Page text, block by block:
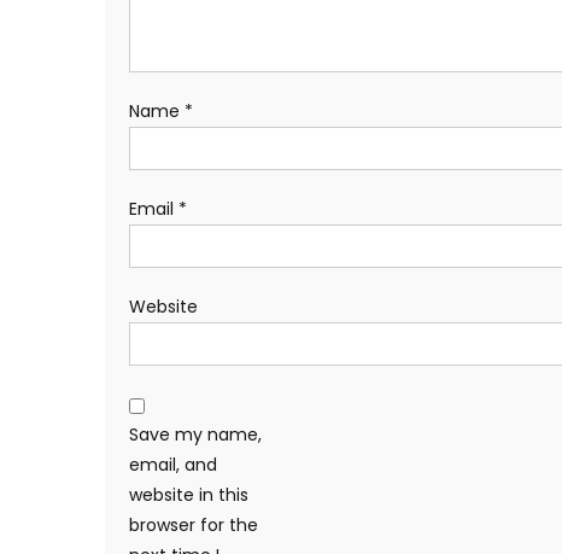
Name *
Email *
Website
Save my name,
email, and
website in this
browser for the